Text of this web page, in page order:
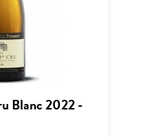
Blanc 2022 -